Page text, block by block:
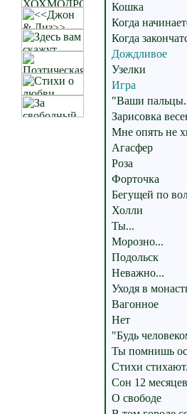
Кошка
Когда
Когда
Дождливое
Узелки
Игра
"Ваши
Зарисовка
Мне опять не
Агасфер
Роза
Форточка
Бегущей по
Холли
Ты...
Морозно...
Подольск
Неважно...
Уходя в
Вагонное
Нет
"Будь
Ты помнишь
Стихи
Сон 12 месяцев
О свободе